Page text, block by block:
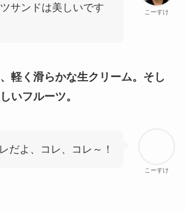
こーすけ
サンドは美しいです
軽く滑らかな生クリーム。そし
いフルーツ。
こーすけ
だよ、コレ、コレ～！